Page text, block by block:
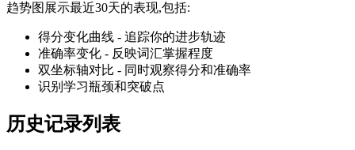
趋势图展示最近30天的表现,包括:
得分变化曲线 - 追踪你的进步轨迹
准确率变化 - 反映词汇掌握程度
双坐标轴对比 - 同时观察得分和准确率
识别学习瓶颈和突破点
历史记录列表